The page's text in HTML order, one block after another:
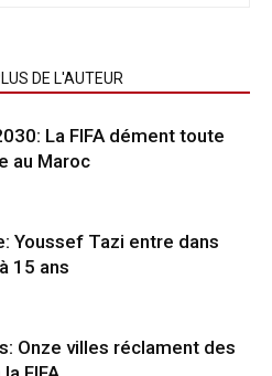
DE L'AUTEUR
La FIFA dément toute
au Maroc
Youssef Tazi entre dans
15 ans
Onze villes réclament des